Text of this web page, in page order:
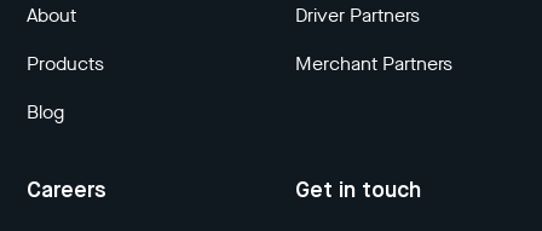
About
Products
Blog
Driver Partners
Merchant Partners
Careers Get in touch